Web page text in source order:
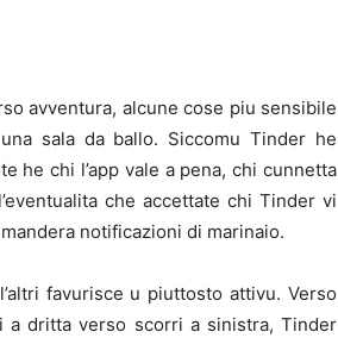
avventura, alcune cose piu sensibile
sala da ballo. Siccomu Tinder he
he chi l’app vale a pena, chi cunnetta
che accettate chi Tinder vi
notificazioni di marinaio.
favurisce u piuttosto attivu. Verso
a dritta verso scorri a sinistra, Tinder